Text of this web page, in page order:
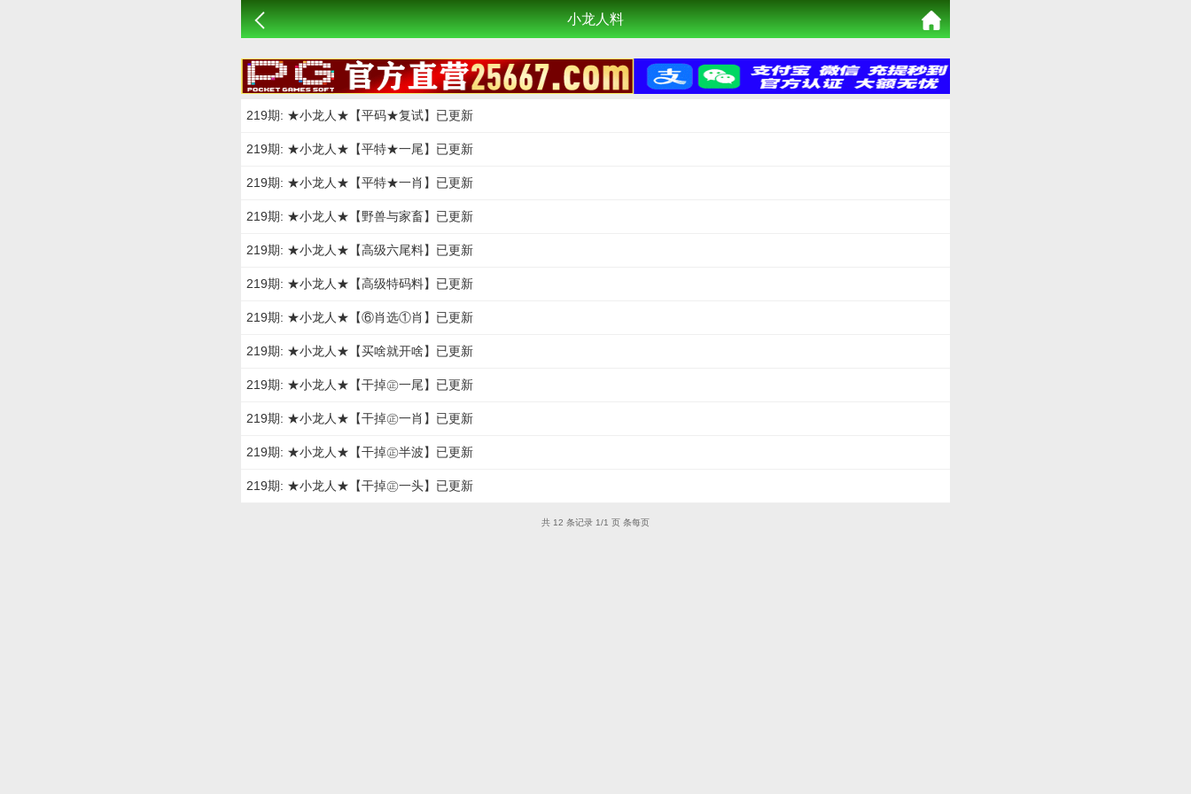
小龙人料
219期: ★小龙人★【平码★复试】已更新
219期: ★小龙人★【平特★一尾】已更新
219期: ★小龙人★【平特★一肖】已更新
219期: ★小龙人★【野兽与家畜】已更新
219期: ★小龙人★【高级六尾料】已更新
219期: ★小龙人★【高级特码料】已更新
219期: ★小龙人★【⑥肖选①肖】已更新
219期: ★小龙人★【买啥就开啥】已更新
219期: ★小龙人★【干掉㊣一尾】已更新
219期: ★小龙人★【干掉㊣一肖】已更新
219期: ★小龙人★【干掉㊣半波】已更新
219期: ★小龙人★【干掉㊣一头】已更新
共 12 条记录 1/1 页 条每页